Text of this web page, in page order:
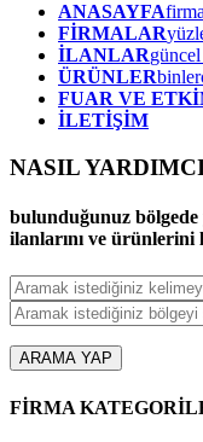
ANASAYFA
FİRMALAR
İLANLAR
ÜRÜNLER
FUAR VE
İLETİŞİM
NASIL
bulunduğunuz
ilanlarını ve ürünlerini
ARAMA YAP
FİRMA